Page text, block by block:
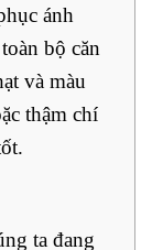
ánh
bộ căn
và màu
thậm chí
ta đang